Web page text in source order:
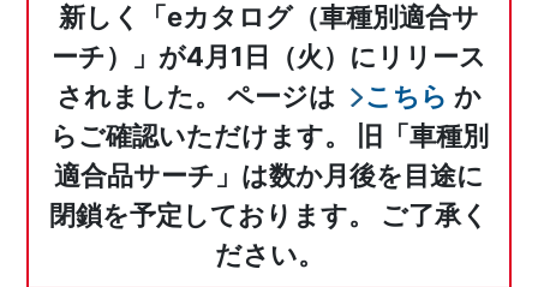
新しく「eカタログ（車種別適合サ
ーチ）」が4月1日（火）にリリース
されました。
ページは こちら か
らご確認いただけます。
旧「車種別
適合品サーチ」は数か月後を目途に
閉鎖を予定しております。
ご了承く
ださい。